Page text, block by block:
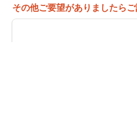
その他ご要望がありましたら